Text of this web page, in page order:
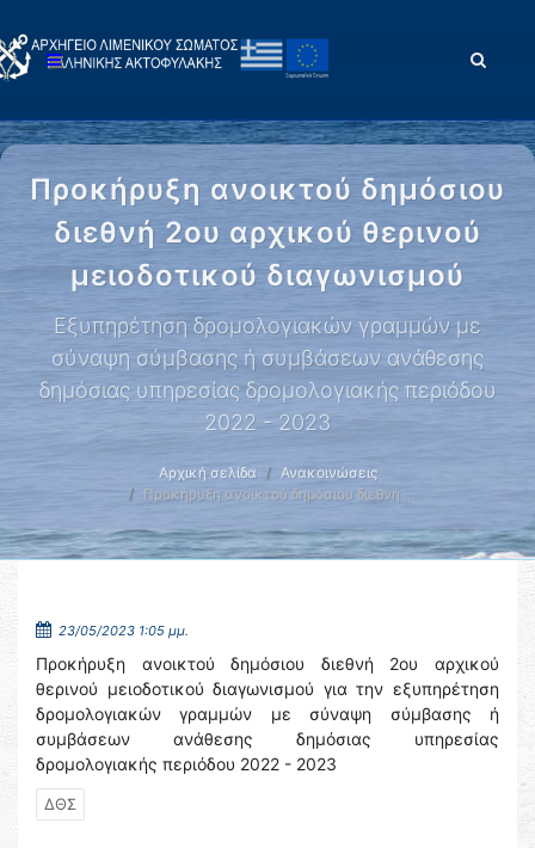
Προκήρυξη ανοικτού δημόσιου
διεθνή 2ου αρχικού θερινού
μειοδοτικού διαγωνισμού
Εξυπηρέτηση δρομολογιακών γραμμών με
σύναψη σύμβασης ή συμβάσεων ανάθεσης
δημόσιας υπηρεσίας δρομολογιακής περιόδου
2022 - 2023
Αρχική σελίδα
Ανακοινώσεις
Προκήρυξη ανοικτού δημόσιου διεθνή …
23/05/2023 1:05 μμ.
Προκήρυξη ανοικτού δημόσιου διεθνή 2ου αρχικού
θερινού μειοδοτικού διαγωνισμού για την εξυπηρέτηση
δρομολογιακών γραμμών με σύναψη σύμβασης ή
συμβάσεων ανάθεσης δημόσιας υπηρεσίας
δρομολογιακής περιόδου 2022 - 2023
ΔΘΣ